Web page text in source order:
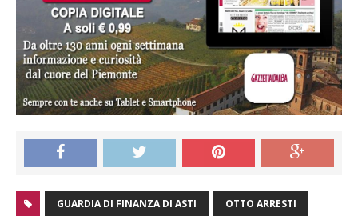
GUARDIA DI FINANZA DI ASTI OTTO ARRESTI